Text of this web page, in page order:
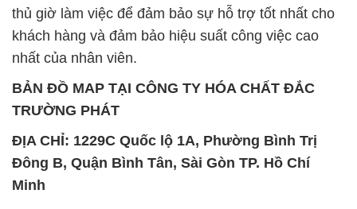
thủ giờ làm việc để đảm bảo sự hỗ trợ tốt nhất cho
khách hàng và đảm bảo hiệu suất công việc cao
nhất của nhân viên.
BẢN ĐỒ MAP TẠI CÔNG TY HÓA CHẤT ĐẮC
TRƯỜNG PHÁT
ĐỊA CHỈ: 1229C Quốc lộ 1A, Phường Bình Trị
Đông B, Quận Bình Tân, Sài Gòn TP. Hồ Chí
Minh